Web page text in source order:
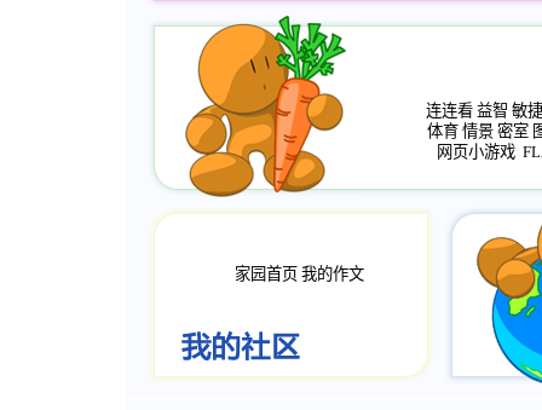
连连看 益智 敏捷
体育 情景 密室
网页小游戏
家园首页 我的作文